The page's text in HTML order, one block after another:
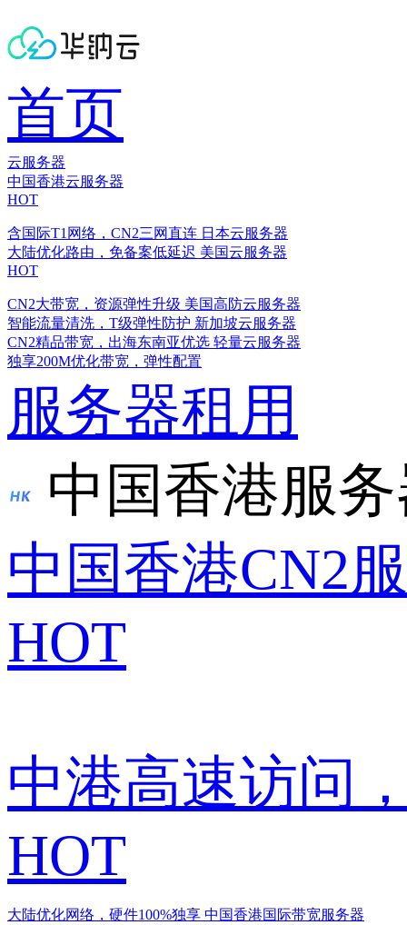
首页
云服务器
中国香港云服务器
HOT
含国际T1网络，CN2三网直连 日本云服务器
大陆优化路由，免备案低延迟 美国云服务器
HOT
CN2大带宽，资源弹性升级 美国高防云服务器
智能流量清洗，T级弹性防护 新加坡云服务器
CN2精品带宽，出海东南亚优选 轻量云服务器
独享200M优化带宽，弹性配置
服务器租用
中国香港服
中国香港CN2
HOT
中港高速访问
HOT
大陆优化网络，硬件100%独享 中国香港国际带宽服务器